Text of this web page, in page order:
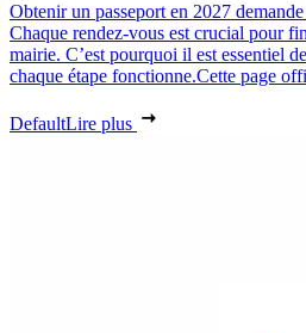
Obtenir un passeport en 2027
Chaque rendez-vous est crucial pour
mairie. C’est pourquoi il est essentiel
chaque étape fonctionne.Cette page
DefaultLire plus